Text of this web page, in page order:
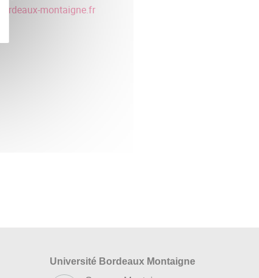
bordeaux-montaigne.fr
Université Bordeaux Montaigne